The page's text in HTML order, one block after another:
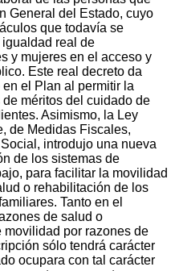
General del Estado, cuyo
que todavía se
real de
y mujeres en el acceso y
Este real decreto da
el Plan al permitir la
méritos del cuidado de
Asimismo, la Ley
de Medidas Fiscales,
introdujo una nueva
de los sistemas de
para facilitar la movilidad
o rehabilitación de los
Tanto en el
de salud o
por razones de
sólo tendrá carácter
ocupara con tal carácter